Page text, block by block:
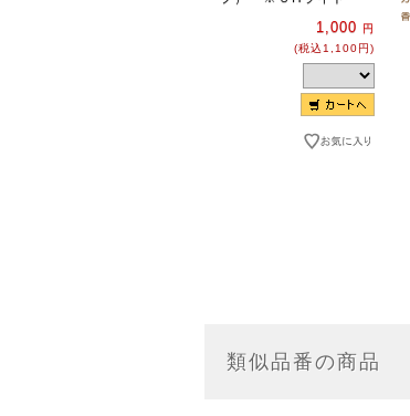
1,000
円
(税込1,100円)
類似品番の商品